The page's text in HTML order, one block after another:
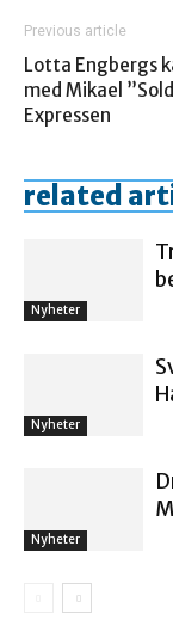
Previous article
Lotta Engbergs
med Mikael
Expressen
related
Nyheter
Nyheter
Nyheter